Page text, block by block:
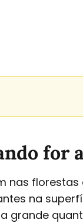
for
florestas
na
grande